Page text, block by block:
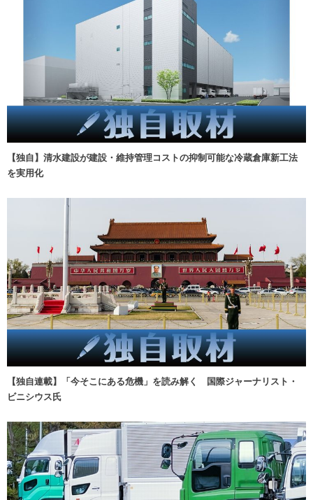
【独自】清水建設が建設・維持管理コストの抑制可能な冷蔵倉庫新工法
を実用化
【独自連載】「今そこにある危機」を読み解く 国際ジャーナリスト・
ビニシウス氏